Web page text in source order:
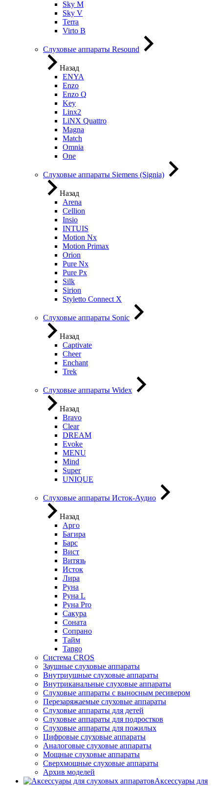
Sky M
Sky V
Terra
Virto B
Слуховые аппараты Resound
Назад
ENYA
Enzo
Enzo Q
Key
Linx2
LiNX Quattro
Magna
Match
Omnia
One
Слуховые аппараты Siemens (Signia)
Назад
Arena
Cellion
Insio
INTUIS
Motion Nx
Motion Primax
Orion
Pure Nx
Pure Px
Silk
Sirion
Styletto Connect X
Слуховые аппараты Sonic
Назад
Captivate
Cheer
Enchant
Trek
Слуховые аппараты Widex
Назад
Bravo
Clear
DREAM
Evoke
MENU
Mind
Super
UNIQUE
Слуховые аппараты Исток-Аудио
Назад
Арго
Багира
Барс
Вист
Витязь
Исток
Лира
Руна
Руна L
Руна Pro
Сакура
Соната
Сопрано
Тайм
Tango
Система CROS
Заушные слуховые аппараты
Внутриушные слуховые аппараты
Внутриканальные слуховые аппараты
Слуховые аппараты с выносным ресивером
Перезаряжаемые слуховые аппараты
Слуховые аппараты для детей
Слуховые аппараты для подростков
Слуховые аппараты для пожилых
Цифровые слуховые аппараты
Аналоговые слуховые аппараты
Мощные слуховые аппараты
Сверхмощные слуховые аппараты
Архив моделей
Аксессуары для